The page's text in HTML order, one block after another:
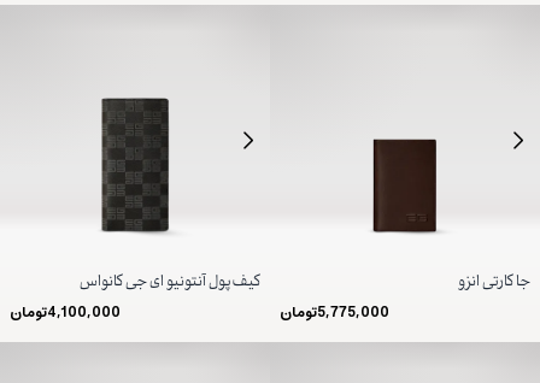
جا کارتی انزو
5,775,000تومان
کیف پول آنتونیو ای جی کانواس
4,100,000تومان